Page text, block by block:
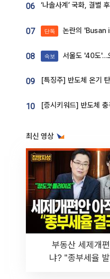
06
07 단독 논란의 'Busan is Good'…8억 도
08 속보 서울도 '40도'…오
09
10
최신 영상
부동산 세제개
냐? "종부세율